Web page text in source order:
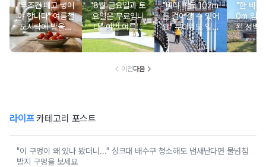
"무조건 떼고 넣어
야 합니다" 여름철
도시락에 방울토
마토 꼭지 그대로
넣으면 생기는 일
"8월 금요일과 토
요일은 무료입니
다" 이번 여름에
무료로 입장 가능
한 의미 있는 여행
"바다 위로 102m
를 걸어갈 수 있어
요" 무더위도 잊게
만드는 여름 바다
풍경 여행지
"한 바
0m 입니
된 성벽
둘러보
은 여
이전다음
라이프카테고리 포스트
"이 구멍이 왜 있나 봤더니..." 싱크대 배수구 청소해도 냄새난다면 물넘침
방지 구멍을 보세요